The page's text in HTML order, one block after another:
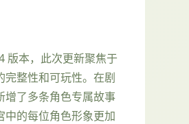
版本，此次更新聚焦于
完整性和可玩性。在剧
增了多条角色专属故事
中的每位角色形象更加